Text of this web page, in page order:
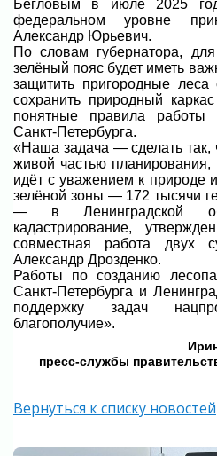
Бегловым в июле 2025
федеральном уровне
Александр Юрьевич.
По словам губернатора,
зелёный пояс будет иметь
защитить пригородные леса
сохранить природный
понятные правила работы
Санкт-Петербурга.
«Наша задача — сделать так,
живой частью планирования,
идёт с уважением к
зелёной зоны — 172 тысячи
— в Ленинградской
кадастрирование,
совместная работа двух
Александр Дрозденко.
Работы по созданию
Санкт-Петербурга и
поддержку задач
благополучие».
пресс-службы
Вернуться к списку новостей